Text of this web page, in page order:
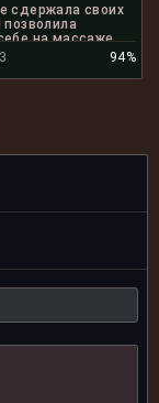
сдержала своих
на массаже
94%